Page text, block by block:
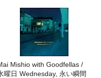
Mishio with Goodfellas /
曜日 Wednesday, 永い瞬間